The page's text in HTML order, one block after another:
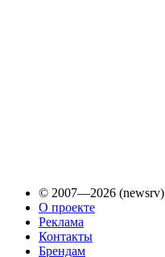
© 2007—2026 (newsrv)
О проекте
Реклама
Контакты
Брендам